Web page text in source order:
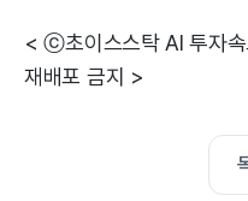
< ⓒ초이스스탁 AI 투자속
재배포 금지 >